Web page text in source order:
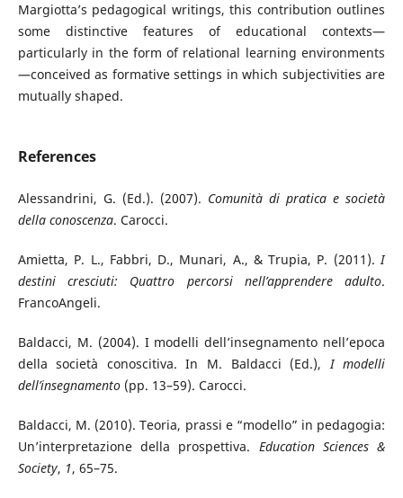
Margiotta’s pedagogical writings, this contribution outlines
some distinctive features of educational contexts—
particularly in the form of relational learning environments
—conceived as formative settings in which subjectivities are
mutually shaped.
References
Alessandrini, G. (Ed.). (2007). Comunità di pratica e società
della conoscenza. Carocci.
Amietta, P. L., Fabbri, D., Munari, A., & Trupia, P. (2011).I
destini cresciuti: Quattro percorsi nell’apprendere adulto.
FrancoAngeli.
Baldacci, M. (2004). I modelli dell’insegnamento nell’epoca
della società conoscitiva. In M. Baldacci (Ed.),I modelli
dell’insegnamento(pp. 13–59). Carocci.
Baldacci, M. (2010). Teoria, prassi e “modello” in pedagogia:
Un’interpretazione della prospettiva. Education Sciences &
Society, 1, 65–75.